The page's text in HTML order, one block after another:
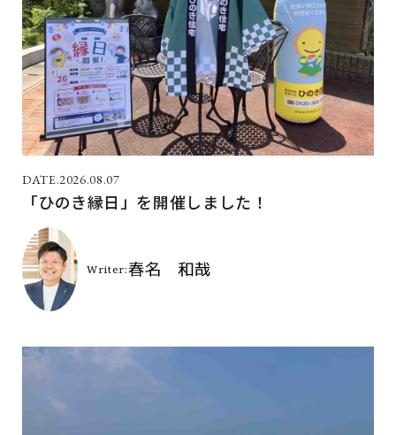
2026.08.07
「ひのき縁日」を開催しました！